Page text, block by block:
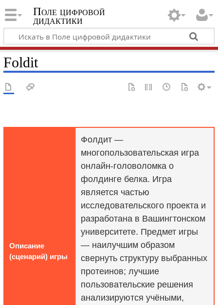
Поле цифровой
дидактики
Foldit
Описание
(сценарий) игры
Фолдит —
многопользовательская игра
онлайн-головоломка о
фолдинге белка. Игра
является частью
исследовательского проекта и
разработана в Вашингтонском
университете. Предмет игры
— наилучшим образом
свернуть структуру выбранных
протеинов; лучшие
пользовательские решения
анализируются учёными,